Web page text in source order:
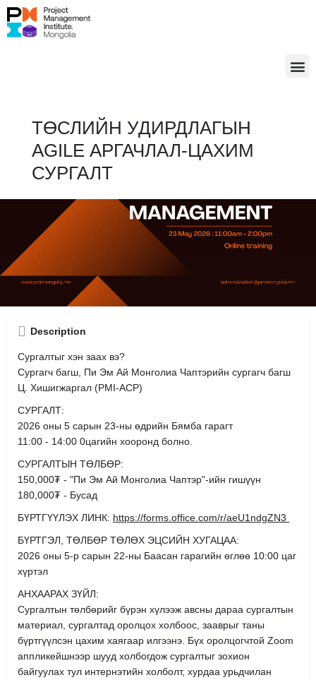
ТӨСЛИЙН УДИРДЛАГЫН
AGILE АРГАЧЛАЛ-ЦАХИМ
СУРГАЛТ
Description
Сургалтыг хэн заах вэ?
Сургагч багш, Пи Эм Ай Монголиа Чаптэрийн сургагч багш
Ц. Хишигжаргал (PMI-ACP)
СУРГАЛТ:
2026 оны 5 сарын 23-ны өдрийн Бямба гарагт
11:00 - 14:00 0цагийн хооронд болно.
СУРГАЛТЫН ТӨЛБӨР:
150,000₮ - "Пи Эм Ай Монголиа Чаптэр"-ийн гишүүн
180,000₮ - Бусад
БҮРТГҮҮЛЭХ ЛИНК: https://forms.office.com/r/aeU1ndgZN3
БҮРТГЭЛ, ТӨЛБӨР ТӨЛӨХ ЭЦСИЙН ХУГАЦАА:
2026 оны 5-р сарын 22-ны Баасан гарагийн өглөө 10:00 цаг
хүртэл
АНХААРАХ ЗҮЙЛ:
Сургалтын төлбөрийг бүрэн хүлээж авсны дараа сургалтын
материал, сургалтад оролцох холбоос, зааврыг таны
бүртгүүлсэн цахим хаягаар илгээнэ. Бүх оролцогчтой Zoom
аппликейшнээр шууд холбогдож сургалтыг зохион
байгуулах тул интернэтийн холболт, хурдаа урьдчилан